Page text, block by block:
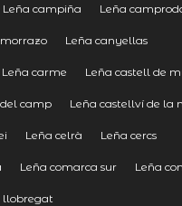
Leña campiña Leña
Leña canyellas
Leña carme Leña castell de
camp Leña castellví de la
Leña celrà Leña cercs
Leña comarca sur Leña
llobregat